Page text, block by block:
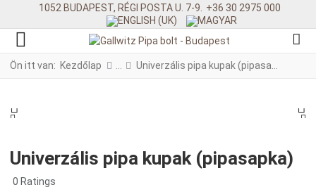
1052 BUDAPEST, RÉGI POSTA U. 7-9. +36 30 2975 000
Ön itt van: Kezdőlap Univerzális pipa kupak (pipasapka)
Univerzális pipa kupak (pipasapka)
0 Ratings